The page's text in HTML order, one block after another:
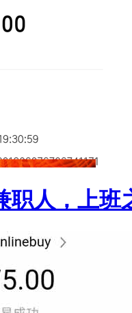
职人，上班